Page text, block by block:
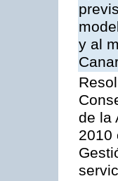
y al
de la
2010